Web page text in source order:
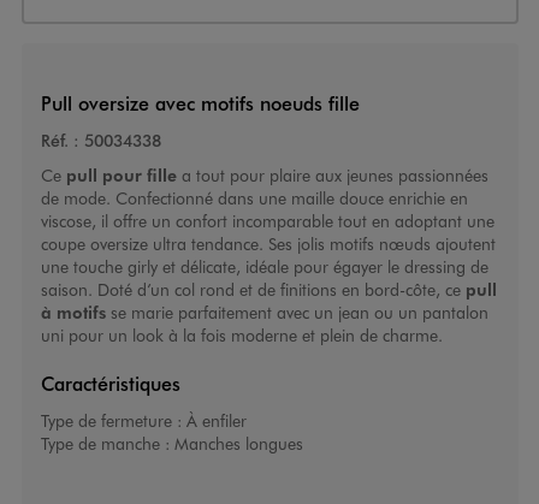
Pull oversize avec motifs noeuds fille
Réf. : 50034338
Ce pull pour fillea tout pour plaire aux jeunes passionnées
de mode. Confectionné dans une maille douce enrichie en
viscose, il offre un confort incomparable tout en adoptant une
coupe oversize ultra tendance. Ses jolis motifs nœuds ajoutent
une touche girly et délicate, idéale pour égayer le dressing de
saison. Doté d’un col rond et de finitions en bord-côte, ce pull
à motifsse marie parfaitement avec un jean ou un pantalon
uni pour un look à la fois moderne et plein de charme.
Caractéristiques
Type de fermeture : À enfiler
Type de manche : Manches longues